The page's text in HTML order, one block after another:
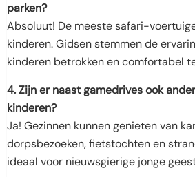
parken?
Absoluut! De meeste safari-
kinderen. Gidsen stemmen de
kinderen betrokken en comfortabel
4. Zijn er naast gamedrives ook
kinderen?
Ja! Gezinnen kunnen genieten van
dorpsbezoeken, fietstochten en
ideaal voor nieuwsgierige jonge